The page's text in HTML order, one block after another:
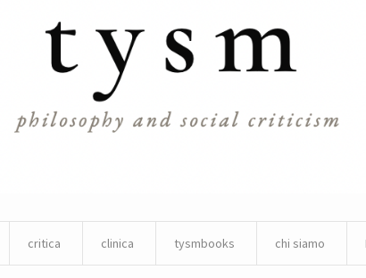
critica clinica tysmbooks chi siamo